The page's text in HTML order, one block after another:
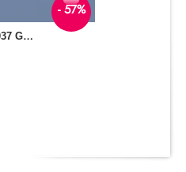
- 57%
Т
очечный светильник 1037 1037 GX53 GD